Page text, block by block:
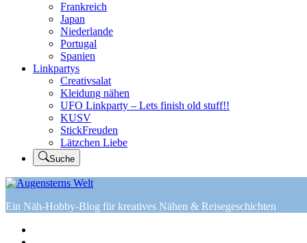
Frankreich
Japan
Niederlande
Portugal
Spanien
Linkpartys
Creativsalat
Kleidung nähen
UFO Linkparty – Lets finish old stuff!!
KUSV
StickFreuden
Lätzchen Liebe
Suche
Ein Näh-Hobby-Blog für kreatives Nähen & Reisegeschichten